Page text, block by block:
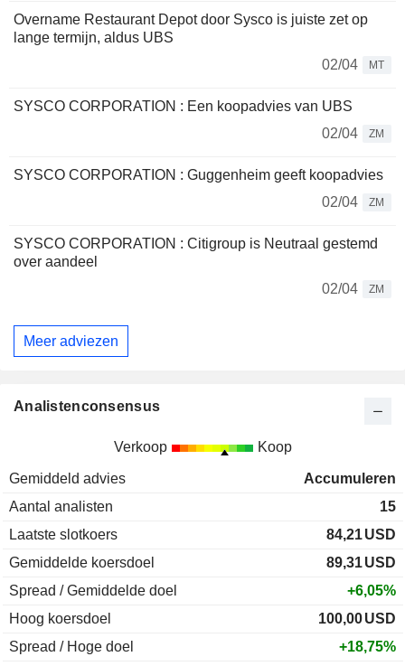
Overname Restaurant Depot door Sysco is juiste zet op
lange termijn, aldus UBS
02/04
MT
SYSCO CORPORATION : Een koopadvies van UBS
02/04
ZM
SYSCO CORPORATION : Guggenheim geeft koopadvies
02/04
ZM
SYSCO CORPORATION : Citigroup is Neutraal gestemd
over aandeel
02/04
ZM
Meer adviezen
Analistenconsensus
Verkoop Koop
Gemiddeld advies
Accumuleren
Aantal analisten
15
Laatste slotkoers
84,21USD
Gemiddelde koersdoel
89,31USD
Spread / Gemiddelde doel
+6,05%
Hoog koersdoel
100,00USD
Spread / Hoge doel
+18,75%